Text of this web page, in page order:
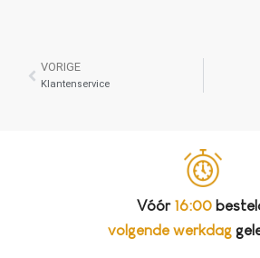
VORIGE
Klantenservice
Vóór 16:00
volgende werkdag